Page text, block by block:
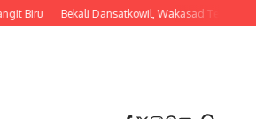
Bekali Dansatkowil, Wakasad Tekankan